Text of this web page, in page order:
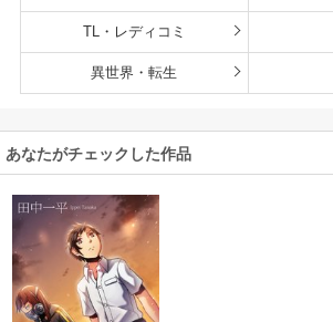
TL・レディコミ
異世界・転生
あなたがチェックした作品